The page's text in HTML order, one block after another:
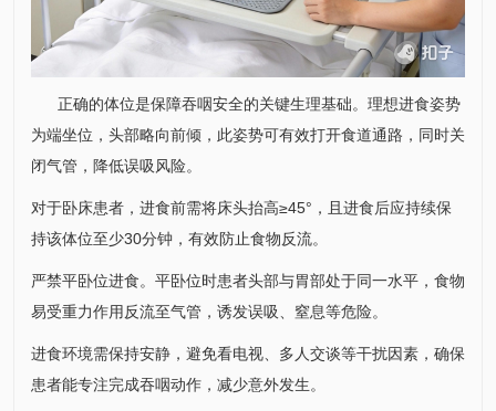
正确的体位是保障吞咽安全的关键生理基础。理想进食姿势
为端坐位，头部略向前倾，此姿势可有效打开食道通路，同时关
闭气管，降低误吸风险。
对于卧床患者，进食前需将床头抬高≥45°，且进食后应持续保
持该体位至少30分钟，有效防止食物反流。
严禁平卧位进食。平卧位时患者头部与胃部处于同一水平，食物
易受重力作用反流至气管，诱发误吸、窒息等危险。
进食环境需保持安静，避免看电视、多人交谈等干扰因素，确保
患者能专注完成吞咽动作，减少意外发生。